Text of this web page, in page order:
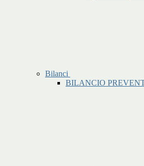
Bilanci
BILANCIO